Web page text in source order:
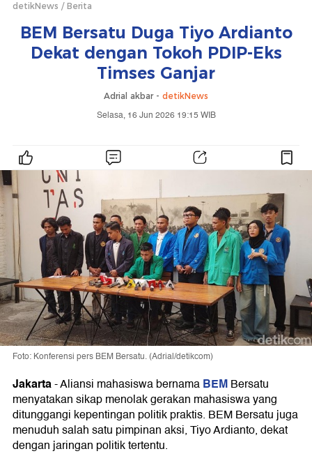
detikNews Berita
BEM Bersatu Duga Tiyo Ardianto
Dekat dengan Tokoh PDIP-Eks
Timses Ganjar
Adrial akbar - detikNews
Selasa, 16 Jun 2026 19:15 WIB
Foto: Konferensi pers BEM Bersatu. (Adrial/detikcom)
Jakarta-Aliansi mahasiswa bernamaBEMBersatu
menyatakan sikap menolak gerakan mahasiswa yang
ditunggangi kepentingan politik praktis. BEM Bersatu juga
menuduh salah satu pimpinan aksi, Tiyo Ardianto, dekat
dengan jaringan politik tertentu.